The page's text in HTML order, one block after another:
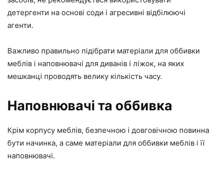
детергенти на основі соди і агресивні відбілюючі
агенти.
Важливо правильно підібрати матеріали для оббивки
меблів і наповнювачі для диванів і ліжок, на яких
мешканці проводять велику кількість часу.
Наповнювачі та оббивка
Крім корпусу меблів, безпечною і довговічною повинна
бути начинка, а саме матеріали для оббивки меблів і її
наповнювачі.